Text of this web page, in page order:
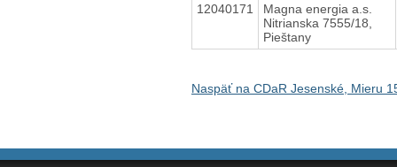
12040171
Magna energia a.s.
Nitrianska 7555/18,
Pieštany
Naspäť na CDaR Jesenské, Mieru